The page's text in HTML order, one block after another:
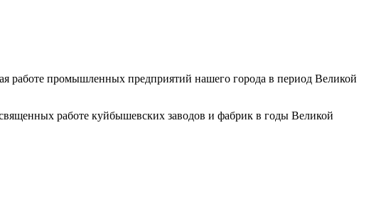
работе промышленных предприятий нашего города в период Великой
работе куйбышевских заводов и фабрик в годы Великой